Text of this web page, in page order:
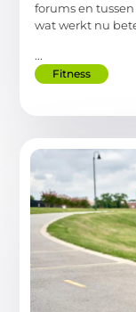
forums en
wat werkt nu
...
Fitness